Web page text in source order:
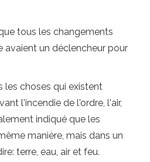
tous les changements
avaient un déclencheur pour
les choses qui existent
l'incendie de l'ordre, l'air,
indiqué que les
manière, mais dans un
terre, eau, air et feu.